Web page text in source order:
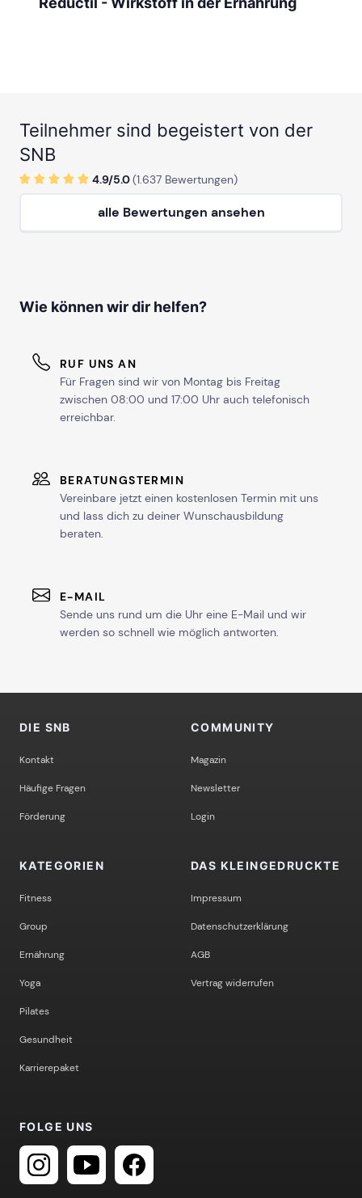
Teilnehmer sind begeistert von der
SNB
4.9/5.0(1.637 Bewertungen)
alle Bewertungen ansehen
Wie können wir dir helfen?
RUF UNS AN
Für Fragen sind wir von Montag bis Freitag
zwischen 08:00 und 17:00 Uhr auch telefonisch
erreichbar.
BERATUNGSTERMIN
Vereinbare jetzt einen kostenlosen Termin mit uns
und lass dich zu deiner Wunschausbildung
beraten.
E-MAIL
Sende uns rund um die Uhr eine E-Mail und wir
werden so schnell wie möglich antworten.
DIE SNB
Kontakt
Häufige Fragen
Förderung
COMMUNITY
Magazin
Newsletter
Login
KATEGORIEN
Fitness
Group
Ernährung
Yoga
Pilates
Gesundheit
Karrierepaket
DAS KLEINGEDRUCKTE
Impressum
Datenschutzerklärung
AGB
Vertrag widerrufen
FOLGE UNS